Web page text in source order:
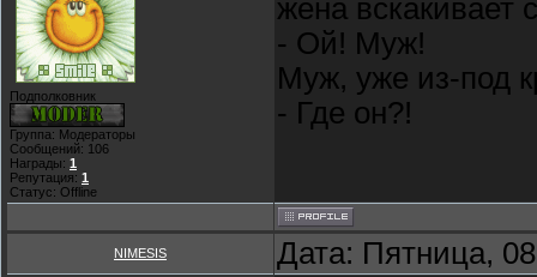
Подполковник
Группа: Модераторы
Сообщений: 106
Награды: 1
Репутация: 1
Статус: Offline
жена вскакивает
- Ой! Муж!
Муж, уже из-под
- Где он?!
NIMESIS Дата: Пятница,